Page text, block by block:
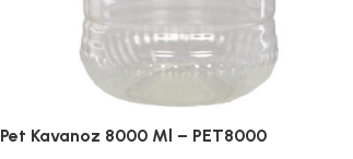
Pet Kavanoz 8000 Ml – PET8000